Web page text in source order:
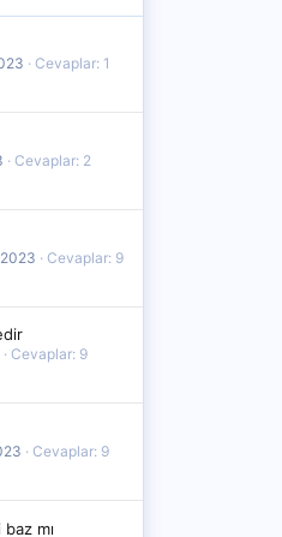
Cevaplar: 1
Cevaplar: 2
Cevaplar: 9
Cevaplar: 9
Cevaplar: 9
mı